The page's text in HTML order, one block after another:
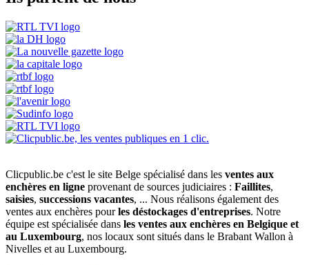
Clicpublic.be c'est le site Belge spécialisé dans les ventes aux
enchères en ligne provenant de sources judiciaires : Faillites,
saisies, successions vacantes, ... Nous réalisons également des
ventes aux enchères pourles déstockages d'entreprises. Notre
équipe est spécialisée dans les ventes aux enchères en Belgique et
au Luxembourg, nos locaux sont situés dans le Brabant Wallon à
Nivelles et au Luxembourg.